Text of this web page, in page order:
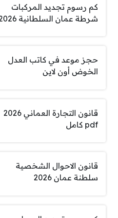
كم رسوم تجديد المركبات
شرطة عمان السلطانية 2026
حجز موعد في كاتب العدل
الخوض أون لاين
قانون التجارة العماني 2026
pdf كامل
قانون الاحوال الشخصية
سلطنة عمان 2026